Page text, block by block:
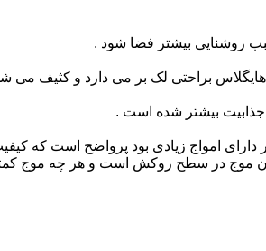
روشنایی بیشتر فضا شود .
براحتی لک بر می دارد و کثیف می
جذابیت بیشتر شده است .
دارای امواج زیادی بود پرواضح است
میزان موج در سطح روکش است و هر چه